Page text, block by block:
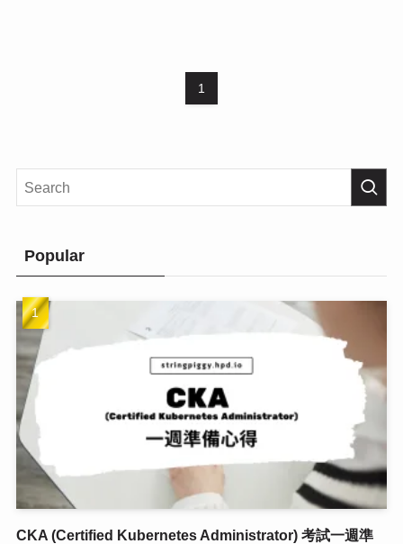
1
Popular
CKA (Certified Kubernetes Administrator) 考試一週準